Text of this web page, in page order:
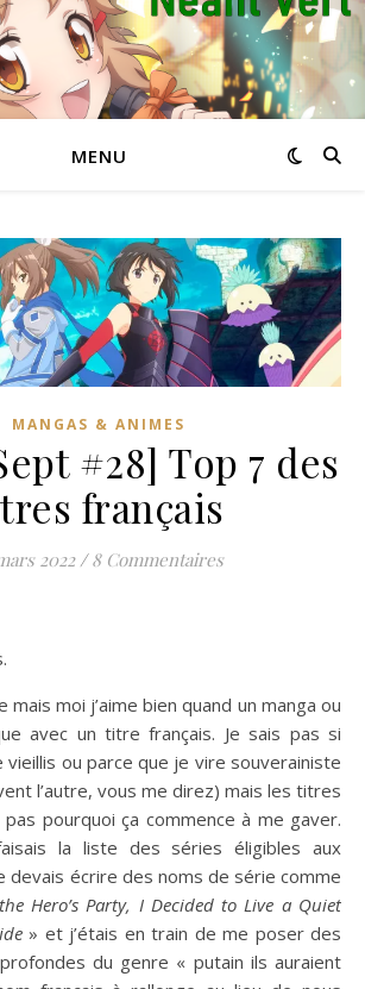
MENU
MANGAS & ANIMES
#28] Top 7 des
français
2022 / 8 Commentaires
mais moi j’aime bien quand un manga ou
avec un titre français. Je sais pas si
vieillis ou parce que je vire souverainiste
l’autre, vous me direz) mais les titres
pourquoi ça commence à me gaver.
la liste des séries éligibles aux
devais écrire des noms de série comme
Hero’s Party, I Decided to Live a Quiet
» et j’étais en train de me poser des
du genre « putain ils auraient